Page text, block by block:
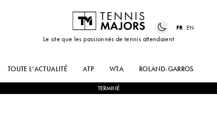
Le site que les passionnés de tennis attendaient
FR EN
TOUTE L’ACTUALITÉ ATP WTA ROLAND-GARROS
TERMINÉ